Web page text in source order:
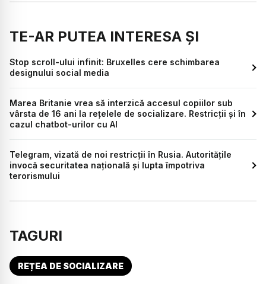
TE-AR PUTEA INTERESA ȘI
Stop scroll-ului infinit: Bruxelles cere schimbarea
designului social media
Marea Britanie vrea să interzică accesul copiilor sub
vârsta de 16 ani la rețelele de socializare. Restricții și în
cazul chatbot-urilor cu AI
Telegram, vizată de noi restricții în Rusia. Autoritățile
invocă securitatea națională și lupta împotriva
terorismului
TAGURI
REȚEA DE SOCIALIZARE